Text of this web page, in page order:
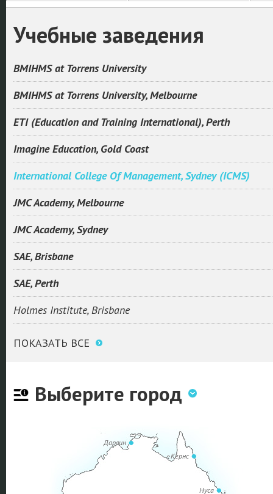
Учебные заведения
BMIHMS at Torrens University
BMIHMS at Torrens University, Melbourne
ETI (Education and Training International), Perth
Imagine Education, Gold Coast
International College Of Management, Sydney (ICMS)
JMC Academy, Melbourne
JMC Academy, Sydney
SAE, Brisbane
SAE, Perth
Holmes Institute, Brisbane
ПОКАЗАТЬ ВСЕ
Выберите город
Кернс
Нуса
Дарвин